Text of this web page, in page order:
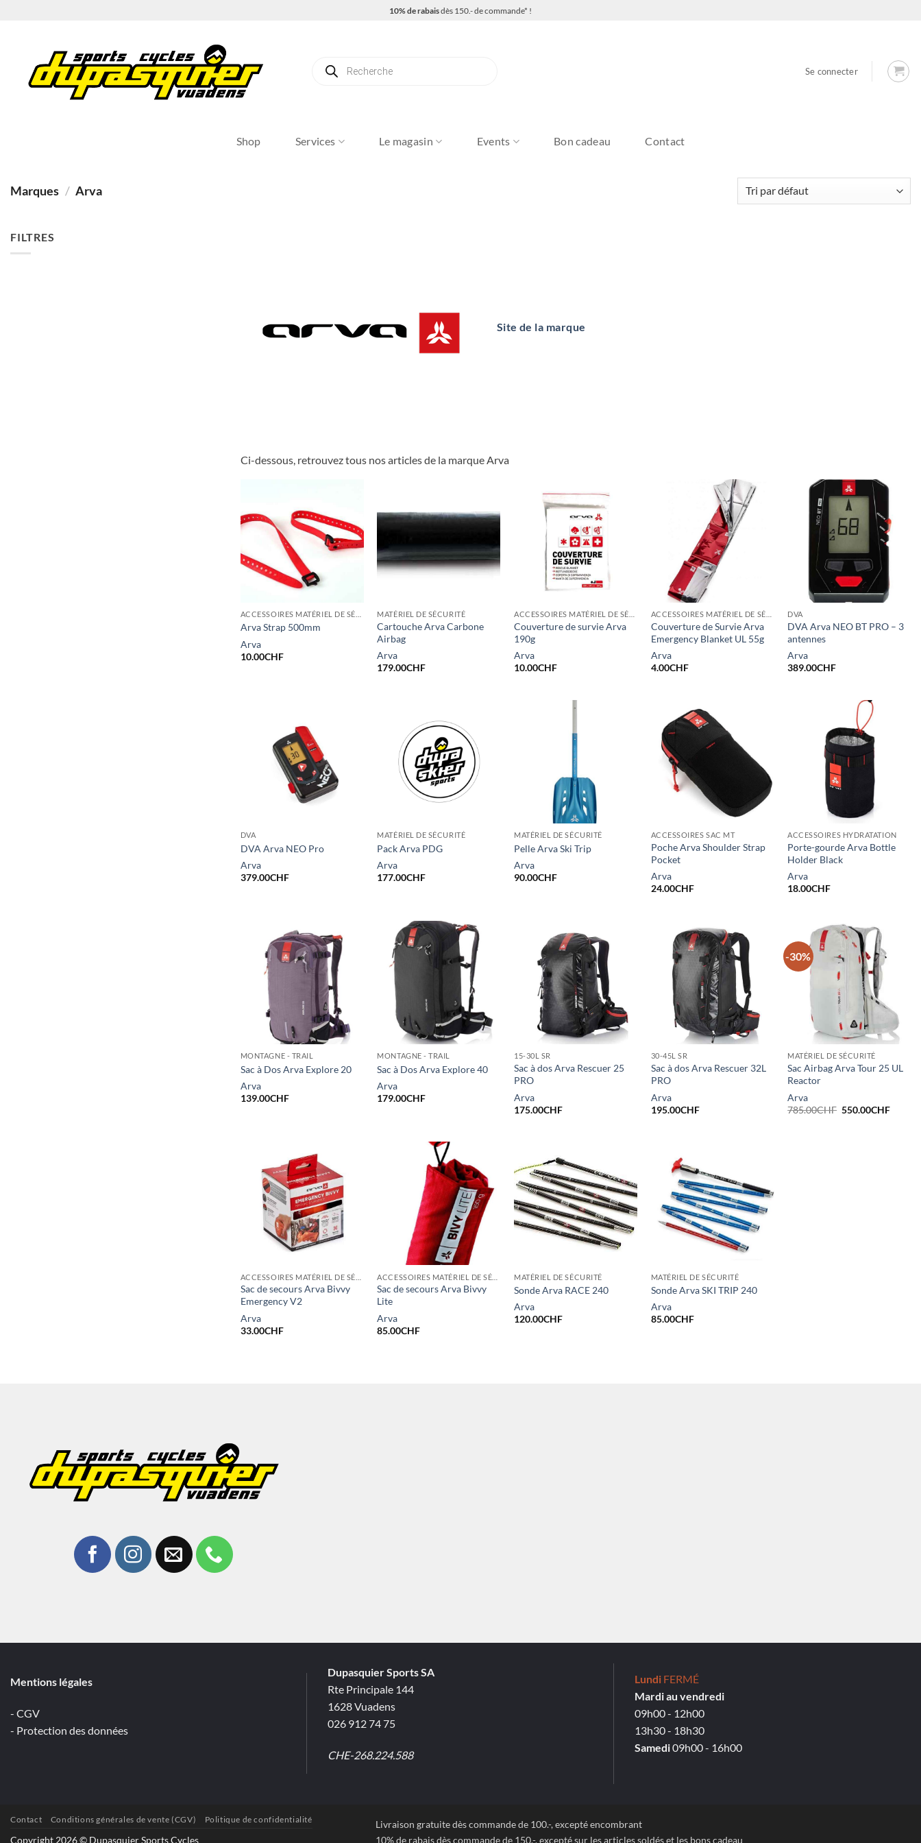
10% de rabaisdès 150.- de commande* !
produits
Se connecter
Shop Services Le magasin Events Bon cadeau Contact
Marques / Arva
FILTRES
Site de la marque
Ci-dessous, retrouvez tous nos articles de la marque Arva
Arva Strap 500mm
Arva
10.00CHF
MATÉRIEL DE SÉCURITÉ
Cartouche Arva Carbone
Airbag
Arva
179.00CHF
Couverture de survie Arva
190g
Arva
10.00CHF
Couverture de Survie Arva
Emergency Blanket UL 55g
Arva
4.00CHF
DVA
DVA Arva NEO BT PRO – 3
antennes
Arva
389.00CHF
DVA
DVA Arva NEO Pro
Arva
379.00CHF
MATÉRIEL DE SÉCURITÉ
Pack Arva PDG
Arva
177.00CHF
MATÉRIEL DE SÉCURITÉ
Pelle Arva Ski Trip
Arva
90.00CHF
ACCESSOIRES SAC MT
Poche Arva Shoulder Strap
Pocket
Arva
24.00CHF
ACCESSOIRES HYDRATATION
Porte-gourde Arva Bottle
Holder Black
Arva
18.00CHF
MONTAGNE - TRAIL
Sac à Dos Arva Explore 20
Arva
139.00CHF
MONTAGNE - TRAIL
Sac à Dos Arva Explore 40
Arva
179.00CHF
15-30L SR
Sac à dos Arva Rescuer 25
PRO
Arva
175.00CHF
30-45L SR
Sac à dos Arva Rescuer 32L
PRO
Arva
195.00CHF
-30%
MATÉRIEL DE SÉCURITÉ
Sac Airbag Arva Tour 25 UL
Reactor
Arva
785.00CHF Le
550.00CHFLe
Sac de secours Arva Bivvy
Emergency V2
Arva
33.00CHF
Sac de secours Arva Bivvy
Lite
Arva
85.00CHF
MATÉRIEL DE SÉCURITÉ
Sonde Arva RACE 240
Arva
120.00CHF
MATÉRIEL DE SÉCURITÉ
Sonde Arva SKI TRIP 240
Arva
85.00CHF
Mentions légales
- CGV
- Protection des données
Dupasquier Sports SA
Rte Principale 144
1628 Vuadens
026 912 74 75
CHE-268.224.588
Lundi FERMÉ
Mardi au vendredi
09h00 - 12h00
13h30 - 18h30
Samedi09h00 - 16h00
Livraison gratuite dès commande de 100.-, excepté encombrant
10% de rabais dès commande de 150.-, excepté sur les articles soldés et les bons cadeau
Contact Conditions générales de vente (CGV) Politique de confidentialité
Copyright 2026 © Dupasquier Sports Cycles